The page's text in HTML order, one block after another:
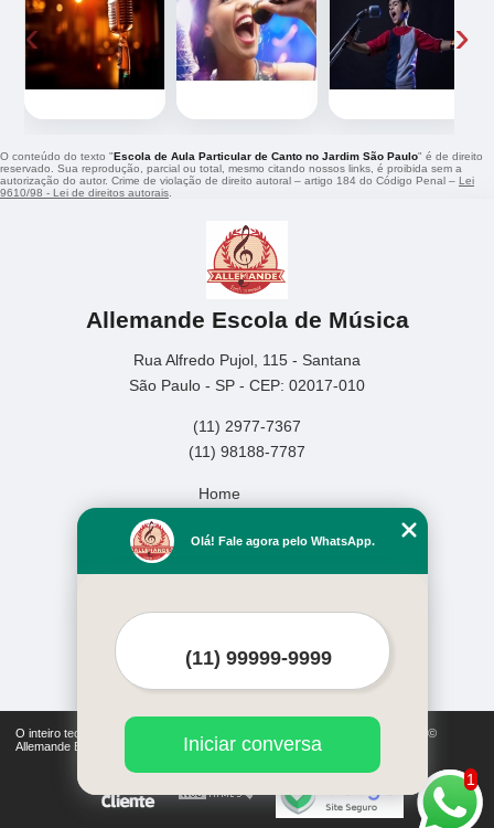
‹ ›
O conteúdo do texto "Escola de Aula Particular de Canto no Jardim São Paulo" é de direito
reservado. Sua reprodução, parcial ou total, mesmo citando nossos links, é proibida sem a
autorização do autor. Crime de violação de direito autoral – artigo 184 do Código Penal – Lei
9610/98 - Lei de direitos autorais
Allemande Escola de Música
Rua Alfredo Pujol, 115 - Santana
São Paulo - SP - CEP: 02017-010
(11) 2977-7367
(11) 98188-7787
Home
Missão
Serviços
Mais Serviços
O inteiro teor deste site está sujeito à proteção de direitos autorais. Copyright©
Allemande Escola de Música (Lei 9610 de 19/02/1998)
1
Olá! Fale agora pelo WhatsApp.
Iniciar conversa